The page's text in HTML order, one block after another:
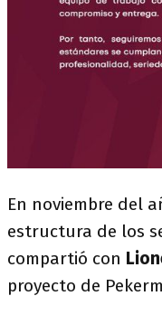
En noviembre del
estructura de los
compartió con
proyecto de